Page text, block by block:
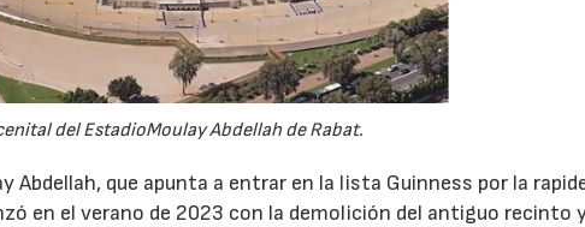
del EstadioMoulay Abdellah de Rabat.
Abdellah, que apunta a entrar en la lista Guinness por la
en el verano de 2023 con la demolición del antiguo recinto